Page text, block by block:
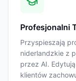
Profesjonalni
Przyspieszają
niderlandzkie z
przez AI.
klientów